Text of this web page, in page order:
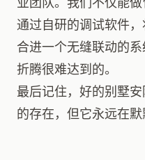
通过自研的调试软件
合进一个无缝联动的
折腾很难达到的。
最后记住，好的别墅
的存在，但它永远在默